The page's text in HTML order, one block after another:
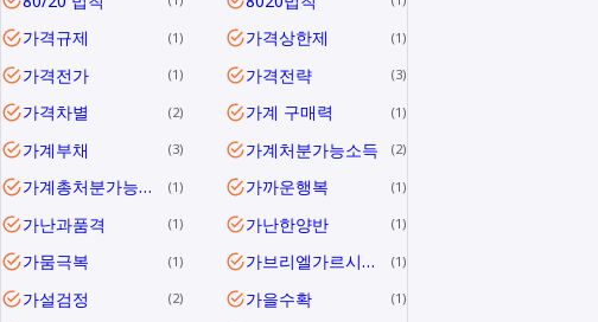
가격규제 1 가격상한제 1
가격전가 1 가격전략 3
가격차별 2 가계 구매력 1
가계부채 3 가계처분가능소득 2
가계총처분가능소득 1 가까운행복 1
가난과품격 1 가난한양반 1
가뭄극복 1 가브리엘가르시아마르케스 1
가설검정 2 가을수확 1